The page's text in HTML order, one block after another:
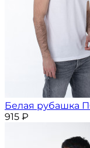
Белая рубашка
915 ₽